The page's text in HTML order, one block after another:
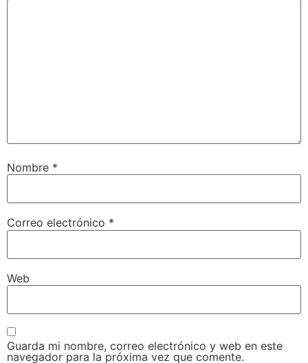
Nombre *
Correo electrónico *
Web
Guarda mi nombre, correo electrónico y web en este
navegador para la próxima vez que comente.